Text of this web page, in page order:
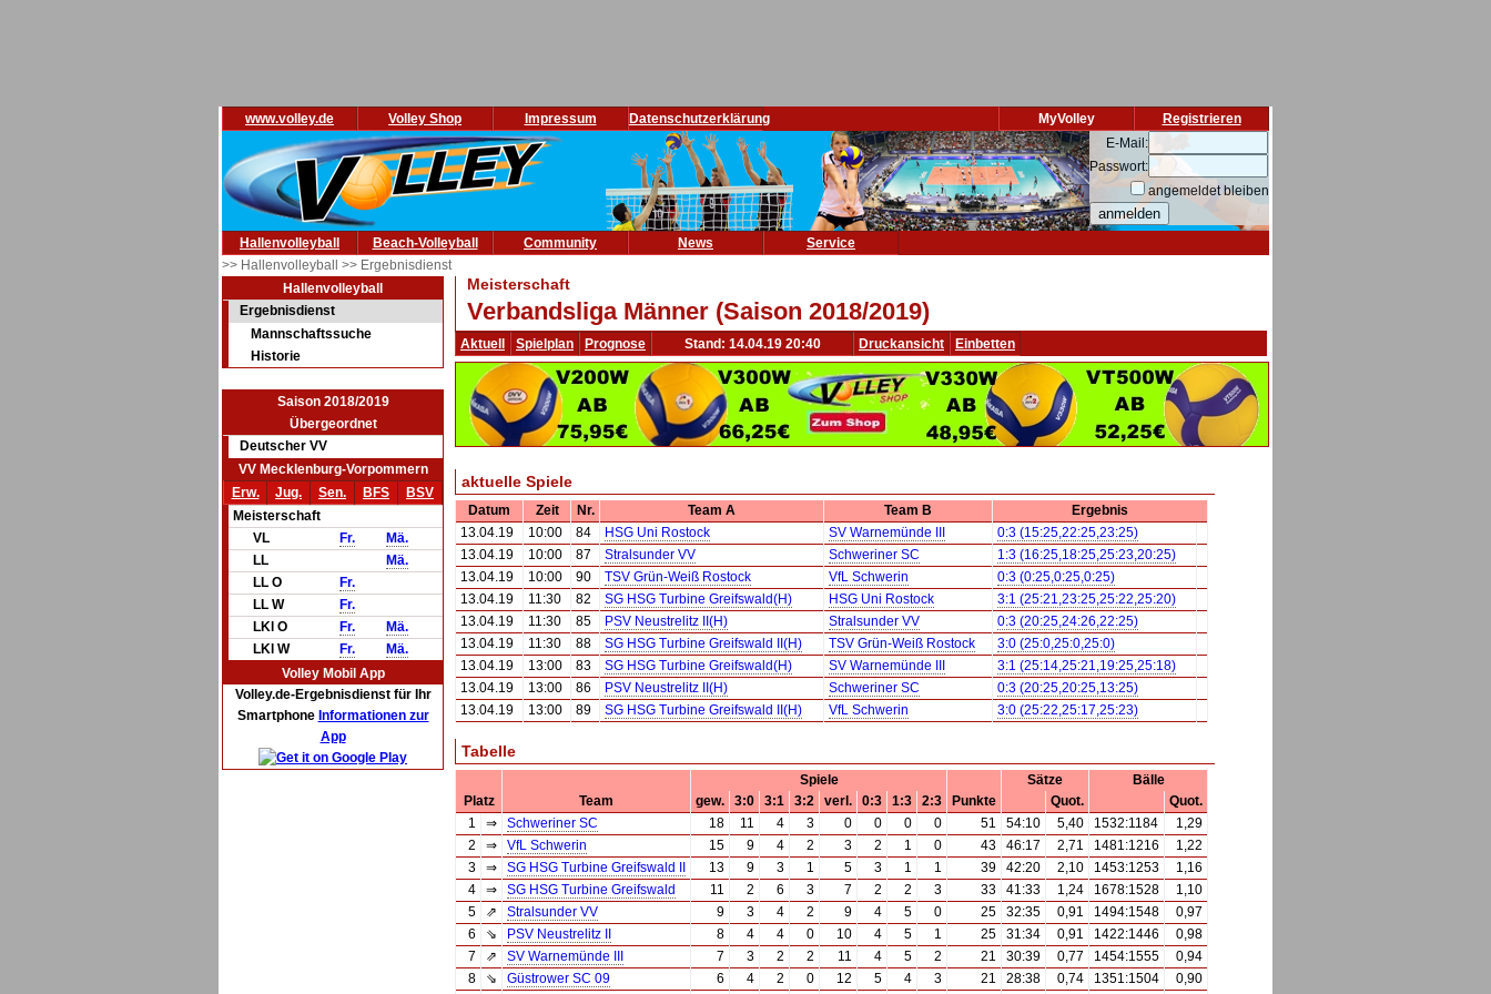
www.volley.de Volley Shop Impressum Datenschutzerklärung Registrieren
MyVolley
E-Mail:
Passwort:
angemeldet bleiben
Hallenvolleyball Beach-Volleyball Community News
Service
>> Hallenvolleyball >> Ergebnisdienst
Hallenvolleyball
Ergebnisdienst
Mannschaftssuche
Historie
Saison 2018/2019
Übergeordnet
Deutscher VV
VV Mecklenburg-Vorpommern
Erw.
Jug. Sen. BFS
BSV
Meisterschaft
VL
Fr.
Mä.
LL
Mä.
LL O
Fr.
LL W
Fr.
LKl O
Fr.
Mä.
LKl W
Fr.
Mä.
Volley Mobil App
Volley.de-Ergebnisdienst für Ihr
Smartphone Informationen zur
App
Meisterschaft
Verbandsliga Männer (Saison 2018/2019)
Aktuell Spielplan Prognose Stand: 14.04.19 20:40 Druckansicht Einbetten
aktuelle Spiele
Datum Zeit Nr. Team A Team B
Ergebnis
13.04.19
10:00 84 HSG Uni Rostock SV Warnemünde III
0:3 (15:25,22:25,23:25)
13.04.19
10:00 87 Stralsunder VV Schweriner SC
1:3 (16:25,18:25,25:23,20:25)
13.04.19
10:00 90 TSV Grün-Weiß Rostock VfL Schwerin
0:3 (0:25,0:25,0:25)
13.04.19
11:30 82 SG HSG Turbine Greifswald(H) HSG Uni Rostock
3:1 (25:21,23:25,25:22,25:20)
13.04.19
11:30 85 PSV Neustrelitz II(H) Stralsunder VV
0:3 (20:25,24:26,22:25)
13.04.19
11:30 88 SG HSG Turbine Greifswald II(H) TSV Grün-Weiß Rostock
3:0 (25:0,25:0,25:0)
13.04.19
13:00 83 SG HSG Turbine Greifswald(H) SV Warnemünde III
3:1 (25:14,25:21,19:25,25:18)
13.04.19
13:00 86 PSV Neustrelitz II(H) Schweriner SC
0:3 (20:25,20:25,13:25)
13.04.19
13:00 89 SG HSG Turbine Greifswald II(H) VfL Schwerin 3:0 (25:22,25:17,25:23)
Tabelle
Spiele Sätze
Bälle
Platz
Team gew. 3:0 3:1 3:2 verl. 0:3 1:3 2:3 Punkte Quot.
Quot.
1
⇒ Schweriner SC 18 11 4 3 0 0 0 0 51 54:10 5,40 1532:1184
1,29
2
⇒ VfL Schwerin 15 9 4 2 3 2 1 0 43 46:17 2,71 1481:1216
1,22
3
⇒ SG HSG Turbine Greifswald II 13 9 3 1 5 3 1 1 39 42:20 2,10 1453:1253
1,16
4
⇒ SG HSG Turbine Greifswald 11 2 6 3 7 2 2 3 33 41:33 1,24 1678:1528
1,10
5
⇗ Stralsunder VV 9 3 4 2 9 4 5 0 25 32:35 0,91 1494:1548
0,97
6
⇘ PSV Neustrelitz II 8 4 4 0 10 4 5 1 25 31:34 0,91 1422:1446
0,98
7
⇗ SV Warnemünde III 7 3 2 2 11 4 5 2 21 30:39 0,77 1454:1555
0,94
8
⇘ Güstrower SC 09 6 4 2 0 12 5 4 3 21 28:38 0,74 1351:1504
0,90